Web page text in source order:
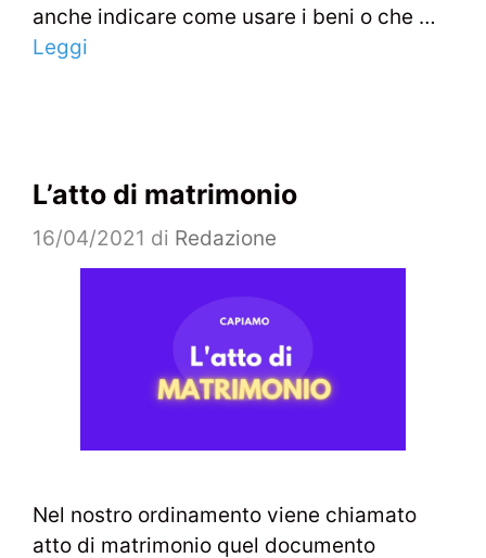
anche indicare come usare i beni o che …
Leggi
L’atto di matrimonio
16/04/2021 di Redazione
Nel nostro ordinamento viene chiamato
atto di matrimonio quel documento